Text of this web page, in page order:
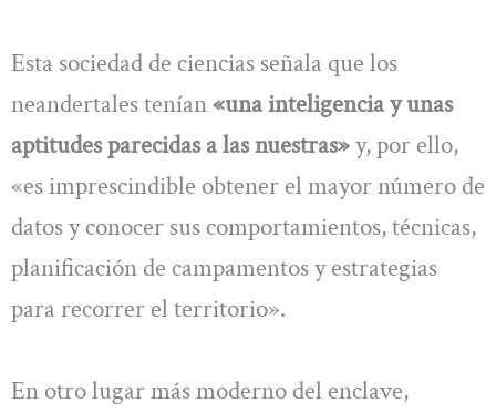
Esta sociedad de ciencias señala que los
neandertales tenían«una inteligencia y unas
aptitudes parecidas a las nuestras»y, por ello,
«es imprescindible obtener el mayor número de
datos y conocer sus comportamientos, técnicas,
planificación de campamentos y estrategias
para recorrer el territorio».
En otro lugar más moderno del enclave,